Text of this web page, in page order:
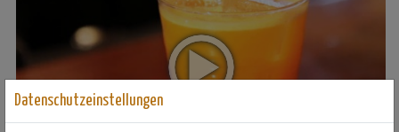
Datenschutzeinstellungen